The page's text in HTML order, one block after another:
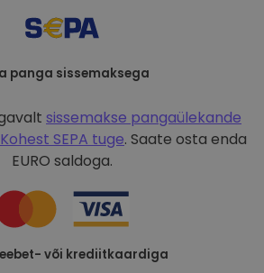
panga sissemaksega
sissemakse pangaülekande
Kohest SEPA tuge. Saate osta enda
EURO saldoga.
või krediitkaardiga